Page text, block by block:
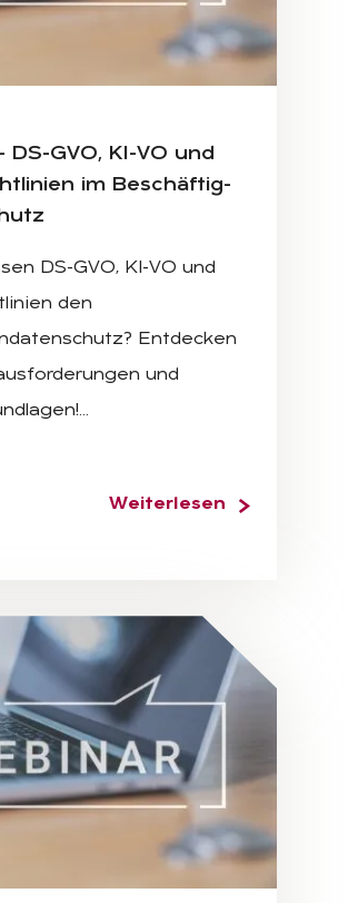
TECHNOLOGY WEBCAST CONCEPT,
DS-GVO, KI-VO und
im Be­schäf­tig­
DS-GVO, KI-VO und
den
Entdecken
und
Weiterlesen